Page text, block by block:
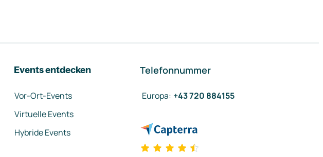
Events entdecken
Vor-Ort-Events
Virtuelle Events
Hybride Events
Telefonnummer
Europa: +43 720 884155